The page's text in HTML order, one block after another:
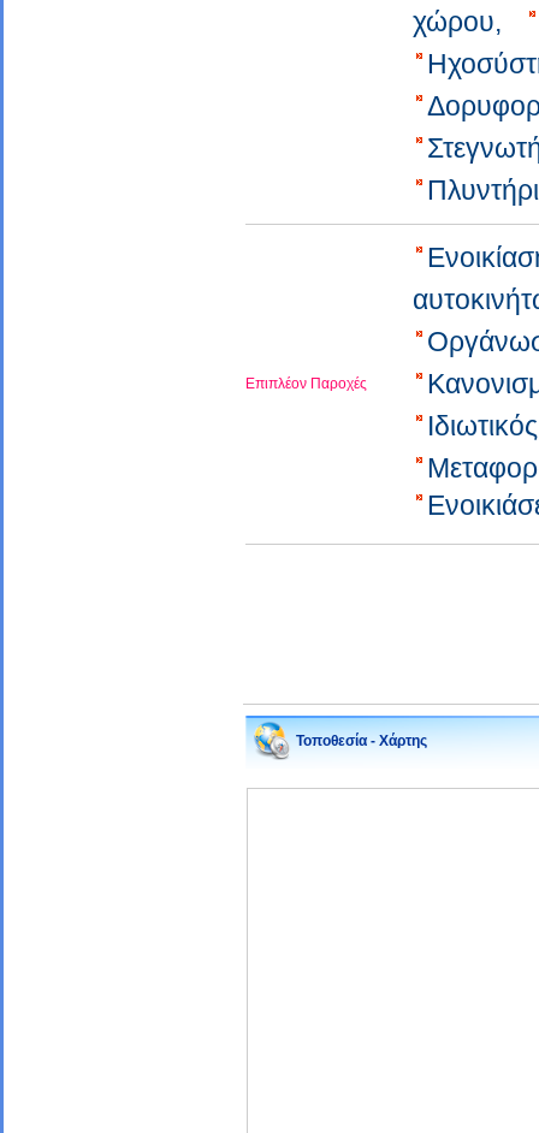
χώρου,
Επιπλέον Παροχές
Τοποθεσία - Χάρτης